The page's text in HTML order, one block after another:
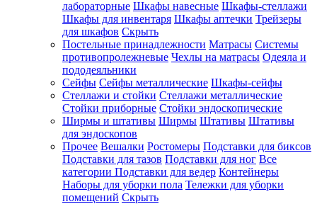
лабораторные Шкафы навесные Шкафы-стеллажи
Шкафы для инвентаря Шкафы аптечки Трейзеры
для шкафов Скрыть
Постельные принадлежности Матрасы Системы
противопролежневые Чехлы на матрасы Одеяла и
пододеяльники
Сейфы Сейфы металлические Шкафы-сейфы
Стеллажи и стойки Стеллажи металлические
Стойки приборные Стойки эндоскопические
Ширмы и штативы Ширмы Штативы Штативы
для эндоскопов
Прочее Вешалки Ростомеры Подставки для биксов
Подставки для тазов Подставки для ног Все
категории Подставки для ведер Контейнеры
Наборы для уборки пола Тележки для уборки
помещений Скрыть